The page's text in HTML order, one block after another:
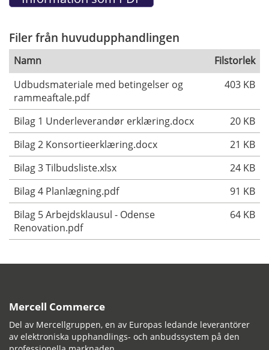
Filer från huvudupphandlingen
Namn
Filstorlek
Udbudsmateriale med betingelser og
rammeaftale.pdf
403 KB
Bilag 1 Underleverandør erklæring.docx
20 KB
Bilag 2 Konsortieerklæring.docx
21 KB
Bilag 3 Tilbudsliste.xlsx
24 KB
Bilag 4 Planlægning.pdf
91 KB
Bilag 5 Arbejdsklausul - Odense
Renovation.pdf
64 KB
Mercell Commerce
Del av Mercellgruppen, en av Europas ledande leverantörer
av elektroniska upphandlings- och anbudssystem på den